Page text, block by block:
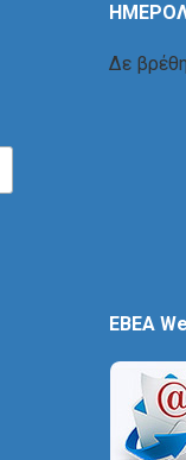
Δε
EBEA